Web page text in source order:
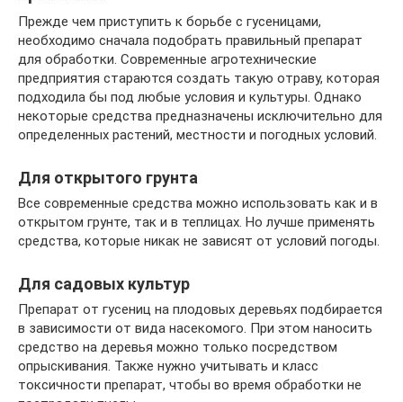
Прежде чем приступить к борьбе с гусеницами,
необходимо сначала подобрать правильный препарат
для обработки. Современные агротехнические
предприятия стараются создать такую отраву, которая
подходила бы под любые условия и культуры. Однако
некоторые средства предназначены исключительно для
определенных растений, местности и погодных условий.
Для открытого грунта
Все современные средства можно использовать как и в
открытом грунте, так и в теплицах. Но лучше применять
средства, которые никак не зависят от условий погоды.
Для садовых культур
Препарат от гусениц на плодовых деревьях подбирается
в зависимости от вида насекомого. При этом наносить
средство на деревья можно только посредством
опрыскивания. Также нужно учитывать и класс
токсичности препарат, чтобы во время обработки не